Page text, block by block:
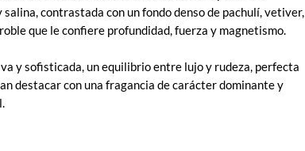
contrastada con un fondo denso de pachulí, vetiver,
que le confiere profundidad, fuerza y magnetismo.
y sofisticada, un equilibrio entre lujo y rudeza, perfecta
destacar con una fragancia de carácter dominante y